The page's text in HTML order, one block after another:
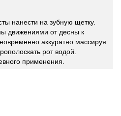
нанести на зубную щетку.
движениями от десны к
аккуратно массируя
рот водой.
применения.